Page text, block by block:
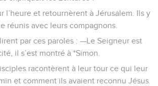
l’heure et retournèrent à Jérusalem. Ils y
réunis avec leurs compagnons.
par ces paroles : —Le Seigneur est
il s’est montré à *Simon.
racontèrent à leur tour ce qui leur
et comment ils avaient reconnu Jésus